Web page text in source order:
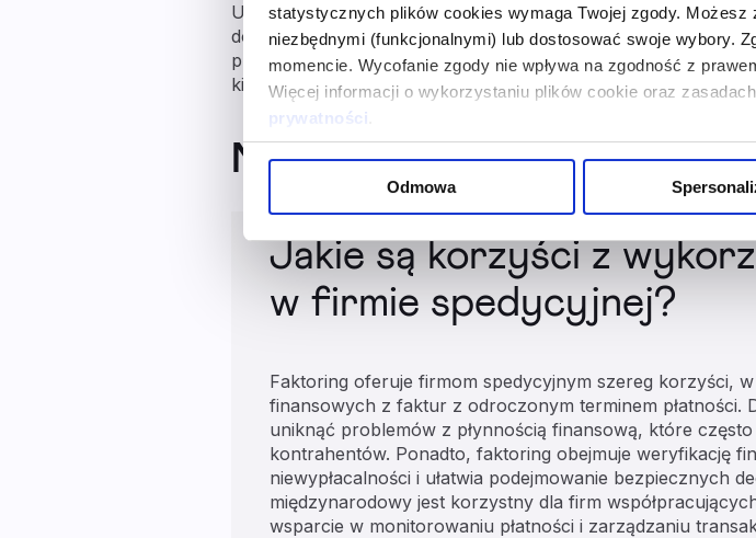
statystycznych plików cookies wymaga Twojej zgody.
niezbędnymi (funkcjonalnymi) lub dostosować swoje wybory.
momencie. Wycofanie zgody nie wpływa na zgodność z
Więcej informacji o wykorzystaniu plików cookie oraz
prywatności
Odmowa
Ubieganie się o usługi faktoringowe w Faktorii jest niezwykle
dotyczący przedsiębiorstwa oraz dodać kontrahentów,
przez faktora na konto firmowe w ten sam dzień, w którym
kilkudziesięciu minut.
Najczęściej zadawane
Jakie są korzyści z
w firmie spedycyjnej?
Faktoring oferuje firmom spedycyjnym szereg korzyści,
finansowych z faktur z odroczonym terminem płatności.
uniknąć problemów z płynnością finansową, które
kontrahentów. Ponadto, faktoring obejmuje weryfikację
niewypłacalności i ułatwia podejmowanie bezpiecznych
międzynarodowy jest korzystny dla firm
wsparcie w monitorowaniu płatności i zarządzaniu